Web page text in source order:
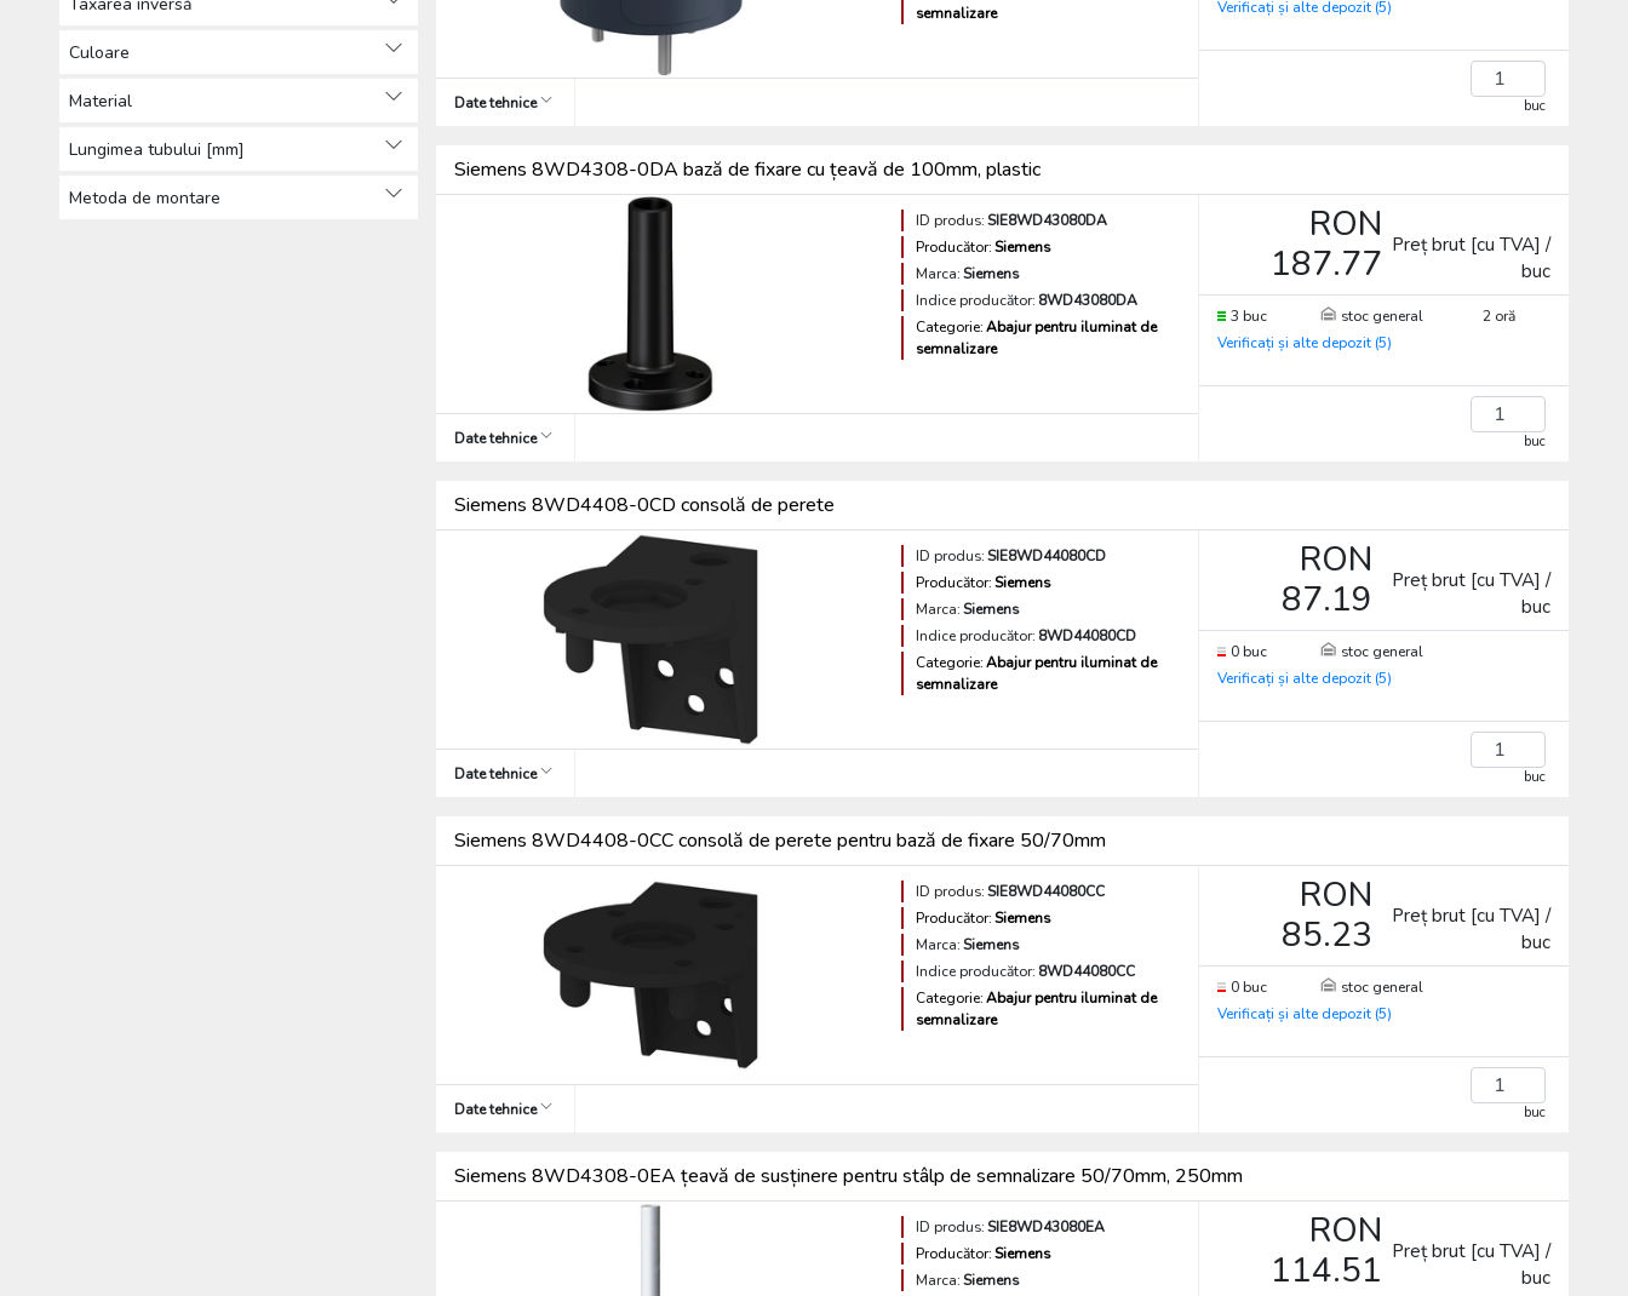
Alte dispozitive de operare și
Dispozitive logice programabile
Culoare
Material
Lungimea tubului [mm]
Metoda de montare
semnalizare
Date tehnice
Verificați și alte depozit (5)
buc
Siemens 8WD4308-0DA bază de fixare cu țeavă de 100mm, plastic
ID produs: SIE8WD43080DA
Producător: Siemens
Marca: Siemens
Indice producător: 8WD43080DA
Categorie: Abajur pentru iluminat de
semnalizare
Date tehnice
RON
187.77 Preț brut [cu TVA] /
buc
3 buc stoc general
2 oră
Verificați și alte depozit (5)
buc
Siemens 8WD4408-0CD consolă de perete
ID produs: SIE8WD44080CD
Producător: Siemens
Marca: Siemens
Indice producător: 8WD44080CD
Categorie: Abajur pentru iluminat de
semnalizare
Date tehnice
RON
87.19
Preț brut [cu TVA] /
buc
0 buc
stoc general
Verificați și alte depozit (5)
buc
Siemens 8WD4408-0CC consolă de perete pentru bază de fixare 50/70mm
ID produs: SIE8WD44080CC
Producător: Siemens
Marca: Siemens
Indice producător: 8WD44080CC
Categorie: Abajur pentru iluminat de
semnalizare
Date tehnice
RON
85.23
Preț brut [cu TVA] /
buc
0 buc
stoc general
Verificați și alte depozit (5)
buc
Siemens 8WD4308-0EA țeavă de susținere pentru stâlp de semnalizare 50/70mm, 250mm
ID produs: SIE8WD43080EA
Producător: Siemens
Marca: Siemens
RON
114.51 Preț brut [cu TVA] /
buc